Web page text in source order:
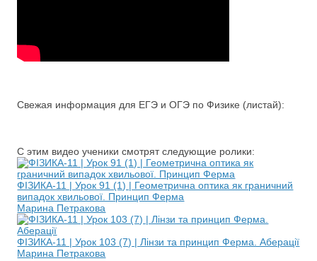
Свежая информация для ЕГЭ и ОГЭ по Физике (листай):
С этим видео ученики смотрят следующие ролики:
ФІЗИКА-11 | Урок 91 (1) | Геометрична оптика як граничний
випадок хвильової. Принцип Ферма
Марина Петракова
ФІЗИКА-11 | Урок 103 (7) | Лінзи та принцип Ферма. Аберації
Марина Петракова